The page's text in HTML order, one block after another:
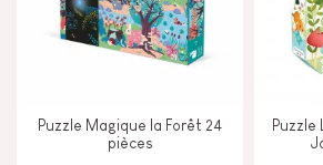
Puzzle Magique la Forêt 24
pièces
Puzzle